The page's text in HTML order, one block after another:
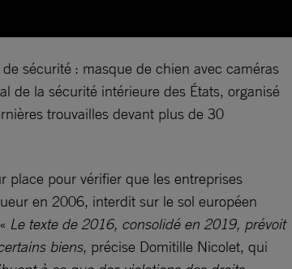
sécurité : masque de chien avec caméras
de la sécurité intérieure des États, organisé
trouvailles devant plus de 30
place pour vérifier que les entreprises
en 2006, interdit sur le sol européen
Le texte de 2016, consolidé en 2019, prévoit
biens, précise Domitille Nicolet, qui